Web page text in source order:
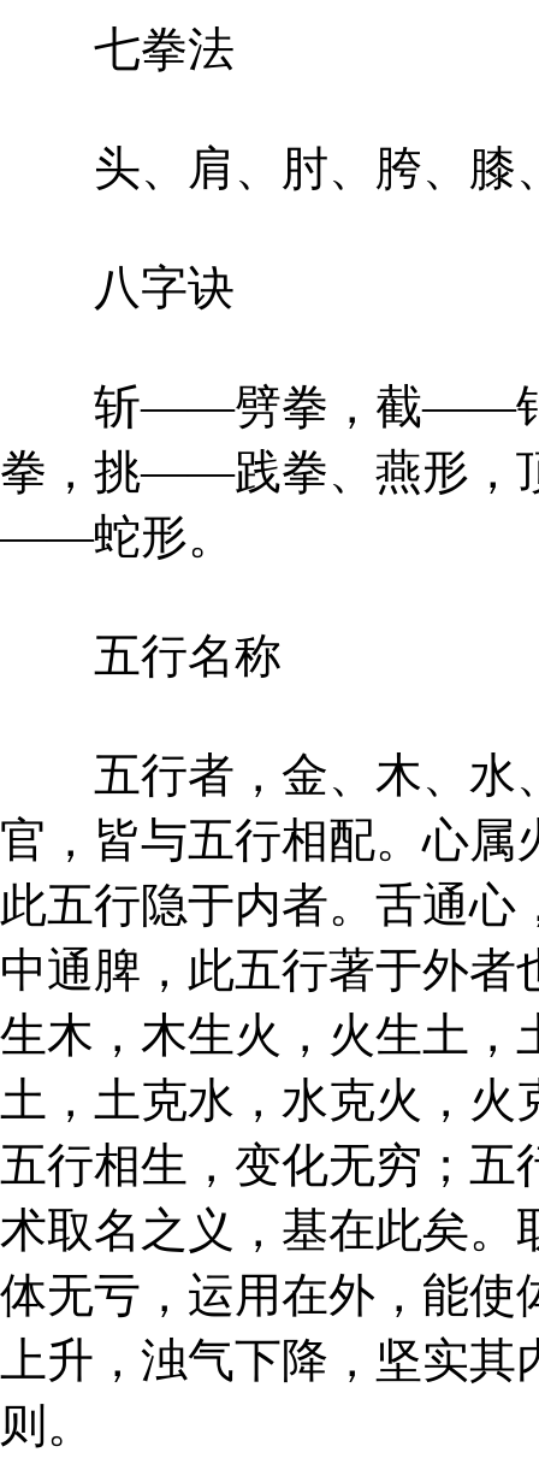
七拳法
头、肩、肘、胯、膝
八字诀
斩——劈拳，截——钻
拳，挑——践拳、燕形
——蛇形。
五行名称
五行者，金、木、水
官，皆与五行相配。心属
此五行隐于内者。舌通
中通脾，此五行著于外
生木，木生火，火生土，
土，土克水，水克火，
五行相生，变化无穷；
术取名之义，基在此矣。
体无亏，运用在外，能使
上升，浊气下降，坚实
则。